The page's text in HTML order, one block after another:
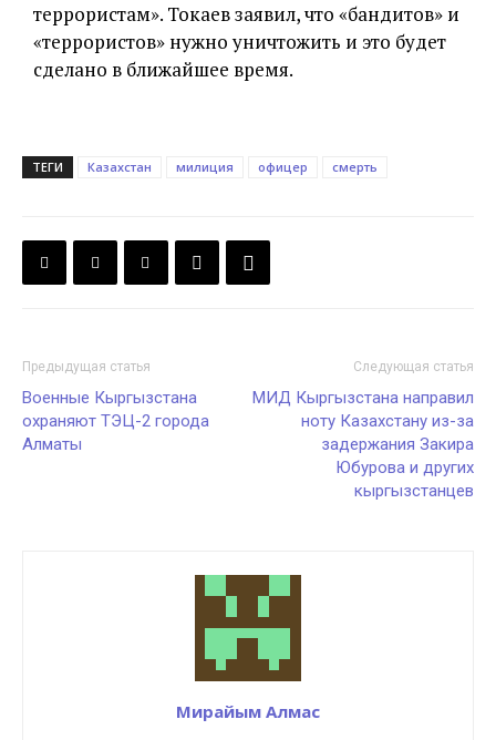
террористам». Токаев заявил, что «бандитов» и
«террористов» нужно уничтожить и это будет
сделано в ближайшее время.
ТЕГИ Казахстан милиция офицер смерть
Предыдущая статья
Военные Кыргызстана
охраняют ТЭЦ-2 города
Алматы
Следующая статья
МИД Кыргызстана направил
ноту Казахстану из-за
задержания Закира
Юбурова и других
кыргызстанцев
Мирайым Алмас